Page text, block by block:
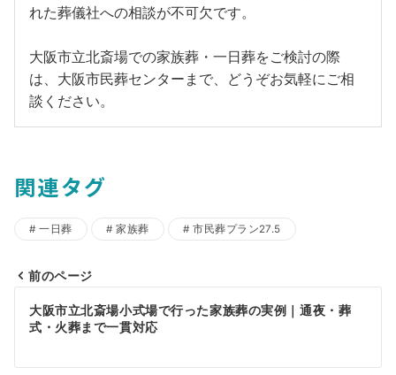
れた葬儀社への相談が不可欠です。
大阪市立北斎場での家族葬・一日葬をご検討の際
は、大阪市民葬センターまで、どうぞお気軽にご相
談ください。
関連タグ
一日葬 家族葬 市民葬プラン27.5
投
稿
ナ
前のページ
大阪市立北斎場小式場で行った家族葬の実例｜通夜・葬
式・火葬まで一貫対応